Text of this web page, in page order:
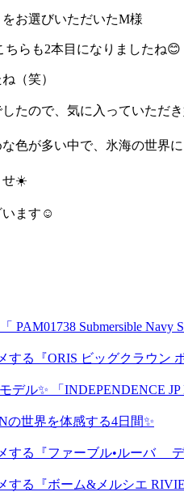
お選びいただいたM様
らも2本目になりましたね😊
（笑）
たので、気に入っていただき
色が多い中で、氷海の世界
せ☀️
います☺️
PAM01738 Submersible
する『ORIS ビッグクラウン
デル✨ 「INDEPENDENCE
の世界を体感する4日間✨
する『ファーブル•ルーバ
する『ボーム&メルシエ